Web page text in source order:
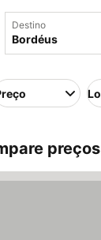
Destino